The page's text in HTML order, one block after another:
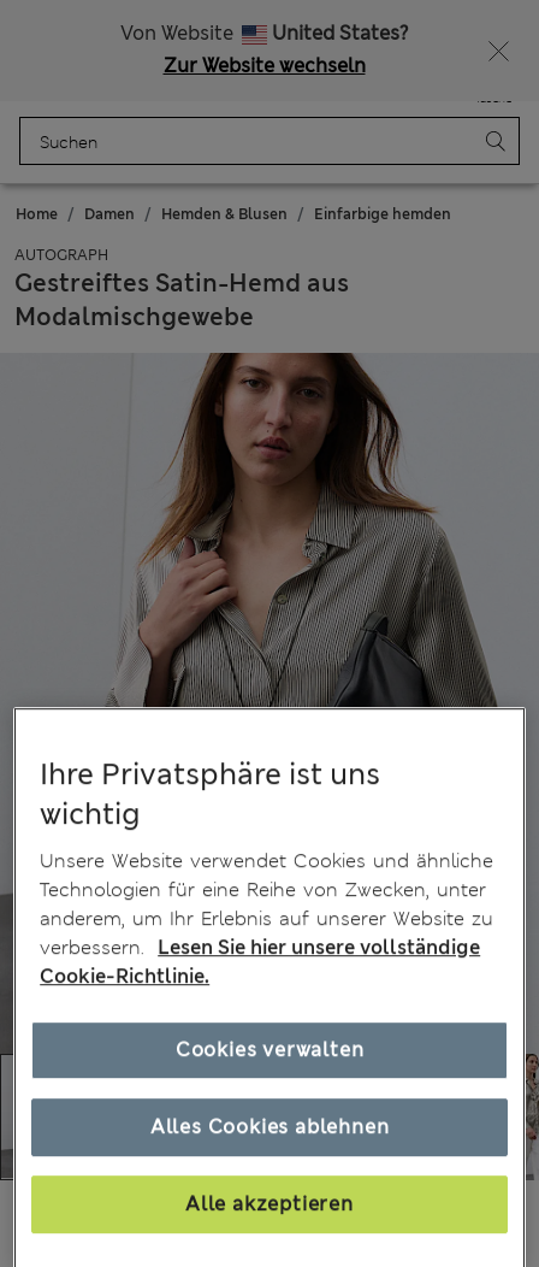
Von Website
United States?
Zur Website wechseln
Tasche
Home Damen Hemden & Blusen Einfarbige hemden
AUTOGRAPH
Gestreiftes Satin-Hemd aus
Modalmischgewebe
Alle Preise enthalten Steuern und Abgaben
Ihre Privatsphäre ist uns
wichtig
Unsere Website verwendet Cookies und ähnliche
Technologien für eine Reihe von Zwecken, unter
anderem, um Ihr Erlebnis auf unserer Website zu
verbessern.
Lesen Sie hier unsere vollständige
Cookie-Richtlinie.
Alles Cookies ablehnen
Alle akzeptieren
Cookies verwalten